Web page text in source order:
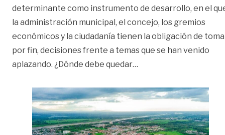
determinante como instrumento de desarrollo, en el
la administración municipal, el concejo, los gremios
económicos y la ciudadanía tienen la obligación de
por fin, decisiones frente a temas que se han venido
aplazando. ¿Dónde debe quedar…